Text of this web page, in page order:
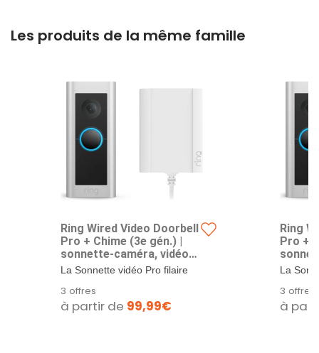
Les produits de la même famille
Ring Wired Video Doorbell
Pro + Chime (3e gén.) |
sonnette-caméra, vidéo
HD 1536p, plan moyen,
3D avec adaptateur
secteur | Essai de 30 jours
à Ring Home
La Sonnette vidéo Pro filaire
Doorbell Pro 2)...
3 offres
à partir de 99,99€
Ring
Pro +
HD
3D
à
La
3 offres
à